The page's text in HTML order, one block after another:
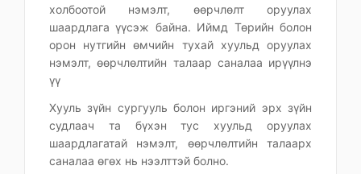
холбоотой нэмэлт, өөрчлөлт оруулах
шаардлага үүсэж байна. Иймд Төрийн болон
орон нутгийн өмчийн тухай хуульд оруулах
нэмэлт, өөрчлөлтийн талаар саналаа ирүүлнэ
үү
Хууль зүйн сургууль болон иргэний эрх зүйн
судлаач та бүхэн тус хуульд оруулах
шаардлагатай нэмэлт, өөрчлөлтийн талаарх
саналаа өгөх нь нээлттэй болно.